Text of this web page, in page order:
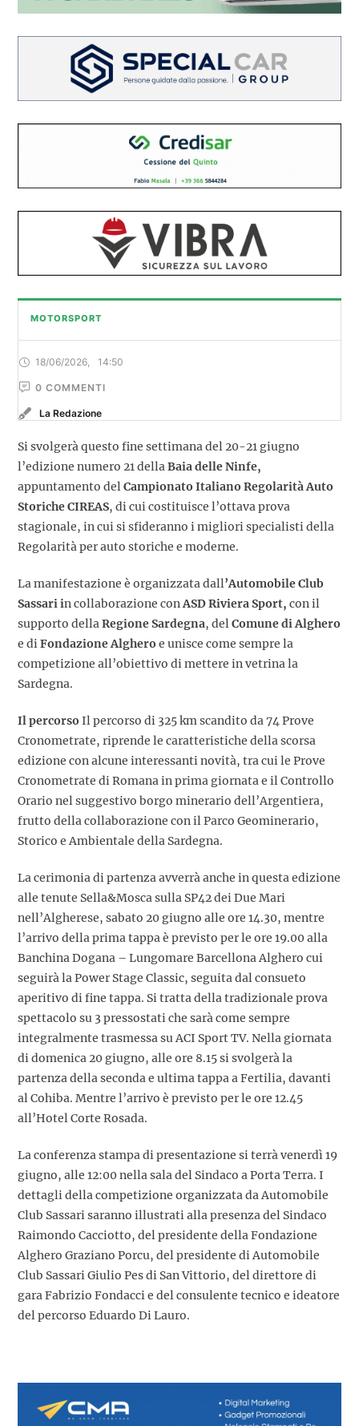
MOTORSPORT
18/06/2026 14:50
0 COMMENTI
La Redazione
Si svolgerà questo fine settimana del 20-21 giugno
l’edizione numero 21 dellaBaia delle Ninfe,
appuntamento delCampionato Italiano Regolarità Auto
Storiche CIREAS, di cui costituisce l’ottava prova
stagionale, in cui si sfideranno i migliori specialisti della
Regolarità per auto storiche e moderne.
La manifestazione è organizzata dall’Automobile Club
Sassari in collaborazione conASD Riviera Sport, con il
supporto dellaRegione Sardegna, delComune di Alghero
e diFondazione Alghero e unisce come sempre la
competizione all’obiettivo di mettere in vetrina la
Sardegna.
Il percorso Il percorso di 325 km scandito da 74 Prove
Cronometrate, riprende le caratteristiche della scorsa
edizione con alcune interessanti novità, tra cui le Prove
Cronometrate di Romana in prima giornata e il Controllo
Orario nel suggestivo borgo minerario dell’Argentiera,
frutto della collaborazione con il Parco Geominerario,
Storico e Ambientale della Sardegna.
La cerimonia di partenza avverrà anche in questa edizione
alle tenute Sella&Mosca sulla SP42 dei Due Mari
nell’Algherese, sabato 20 giugno alle ore 14.30, mentre
l’arrivo della prima tappa è previsto per le ore 19.00 alla
Banchina Dogana – Lungomare Barcellona Alghero cui
seguirà la Power Stage Classic, seguita dal consueto
aperitivo di fine tappa. Si tratta della tradizionale prova
spettacolo su 3 pressostati che sarà come sempre
integralmente trasmessa su ACI Sport TV. Nella giornata
di domenica 20 giugno, alle ore 8.15 si svolgerà la
partenza della seconda e ultima tappa a Fertilia, davanti
al Cohiba. Mentre l’arrivo è previsto per le ore 12.45
all’Hotel Corte Rosada.
La conferenza stampa di presentazione si terrà venerdì 19
giugno, alle 12:00 nella sala del Sindaco a Porta Terra. I
dettagli della competizione organizzata da Automobile
Club Sassari saranno illustrati alla presenza del Sindaco
Raimondo Cacciotto, del presidente della Fondazione
Alghero Graziano Porcu, del presidente di Automobile
Club Sassari Giulio Pes di San Vittorio, del direttore di
gara Fabrizio Fondacci e del consulente tecnico e ideatore
del percorso Eduardo Di Lauro.